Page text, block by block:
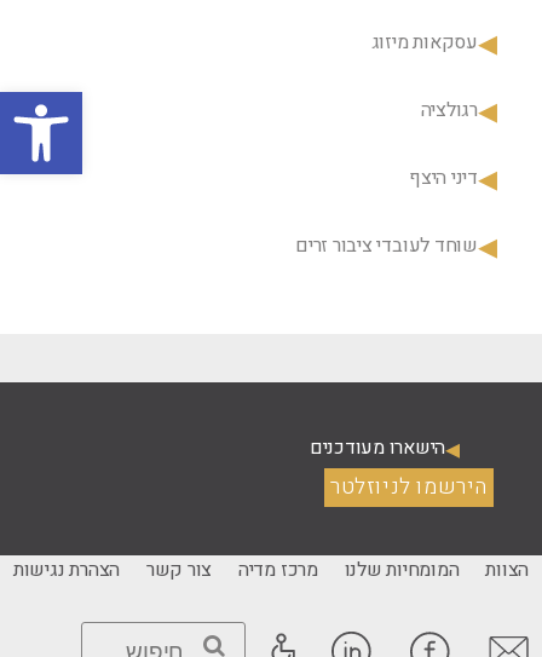
פתח סרגל נגישות
עסקאות מיזוג
רגולציה
דיני היצף
שוחד לעובדי ציבור זרים
הישארו מעודכנים
הירשמו לניוזלטר
הצוות המומחיות שלנו מרכז מדיה צור קשר הצהרת נגישות